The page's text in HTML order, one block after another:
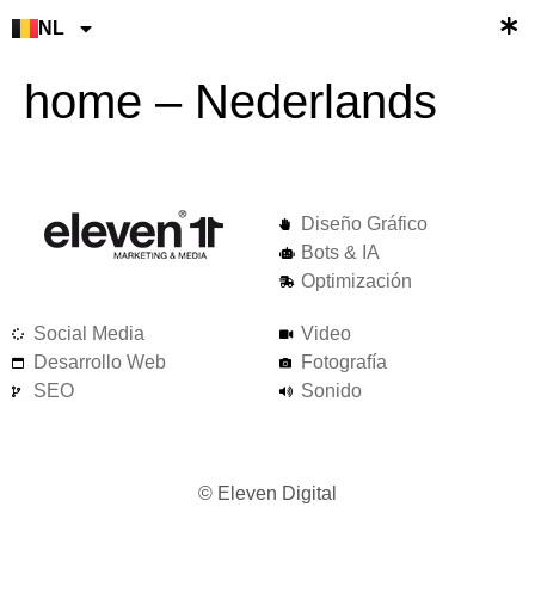
NL
AR
home – Nederlands
Diseño Gráfico
Bots & IA
Optimización
Social Media
Desarrollo Web
SEO
Video
Fotografía
Sonido
© Eleven Digital